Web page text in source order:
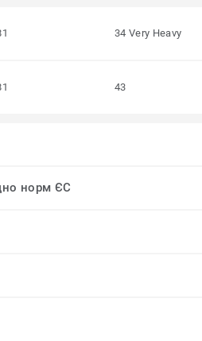
34 Very Heavy
43
норм ЄС